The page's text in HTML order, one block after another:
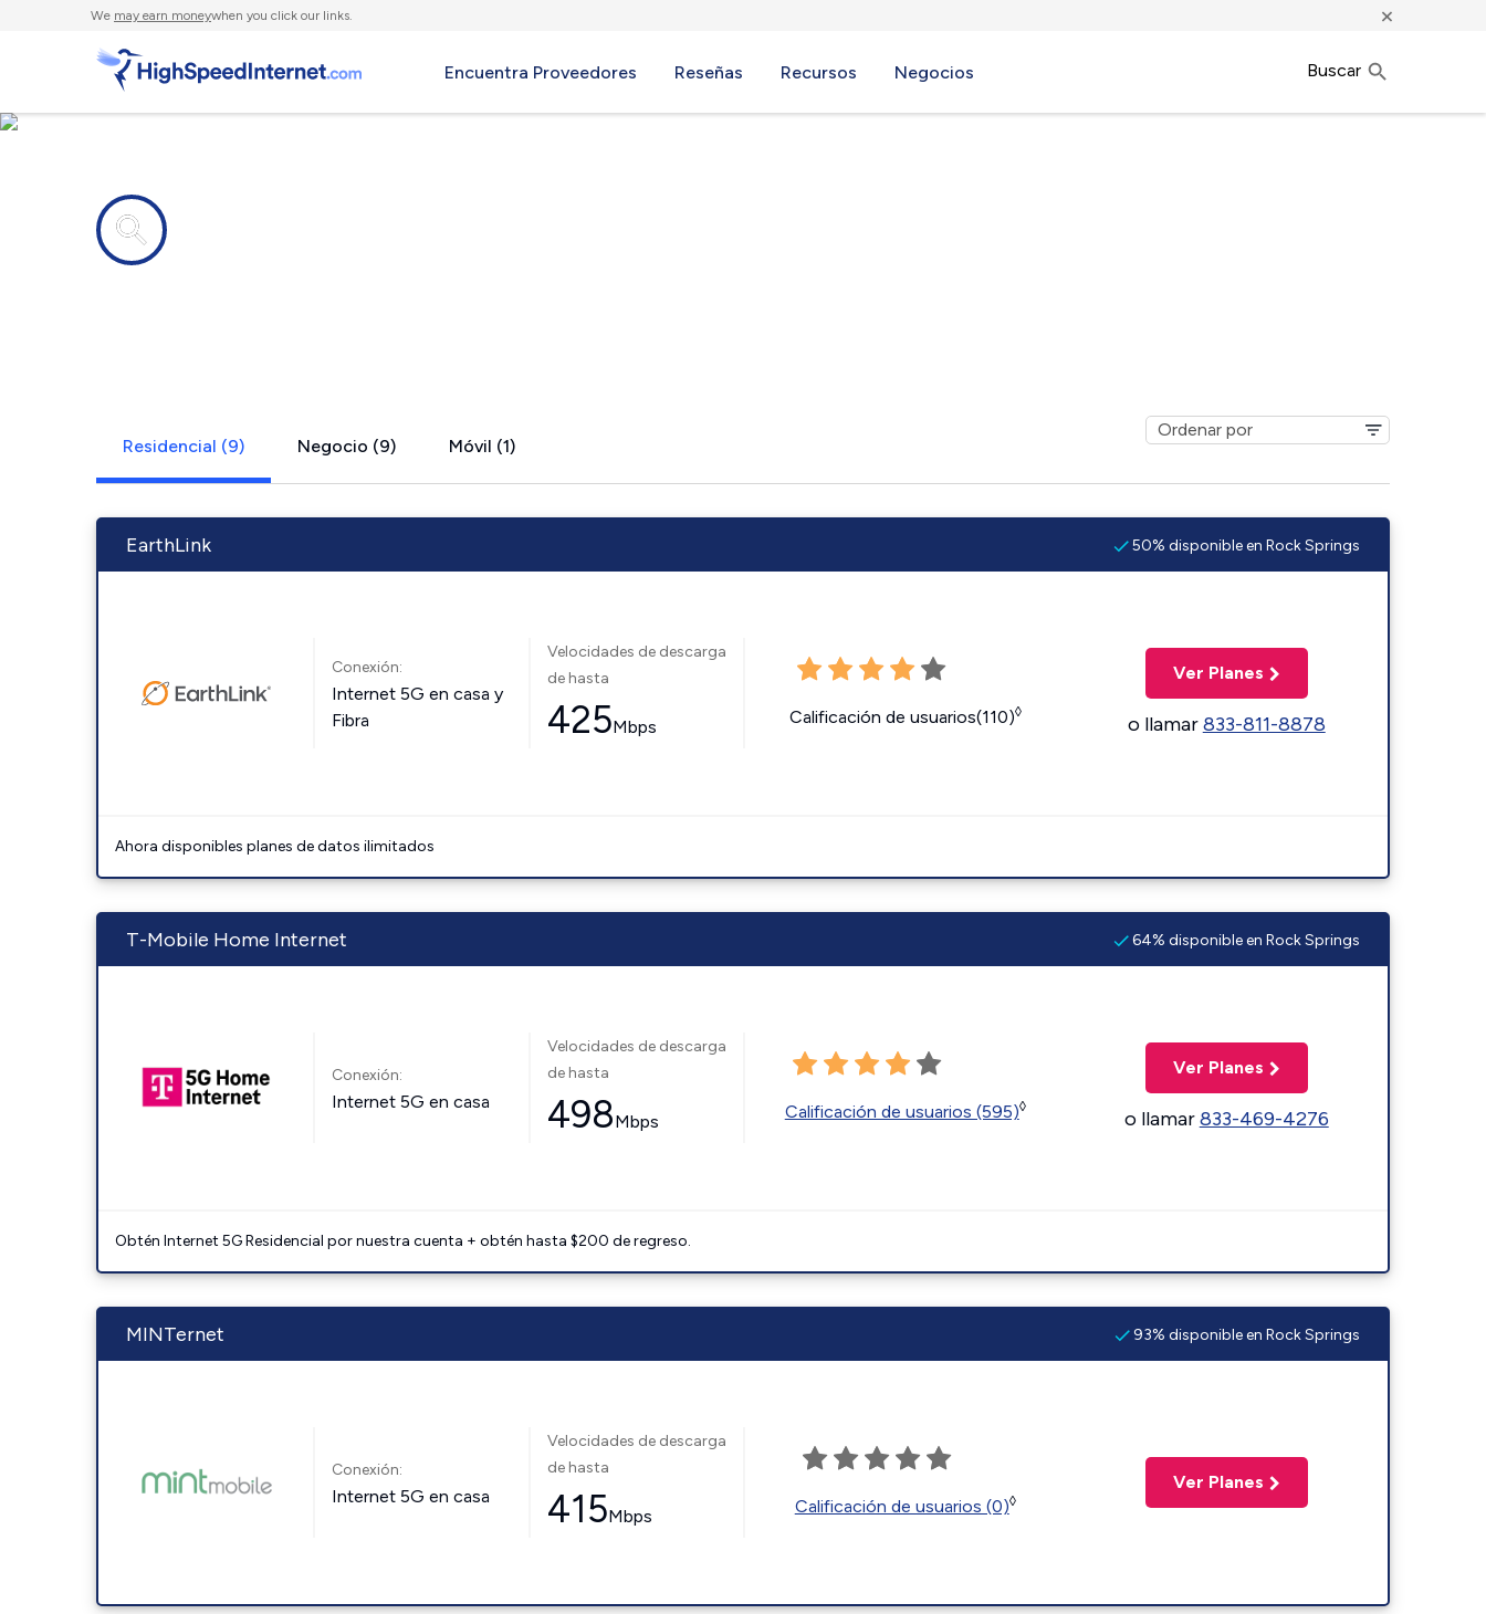
We may earn moneywhen you click our links. ×
Encuentra Proveedores Reseñas Recursos Negocios Buscar
Residencial (9) Negocio (9) Móvil (1)
EarthLink 50% disponible en Rock Springs
Conexión:
Internet 5G en casa y
Fibra
Velocidades de descarga
de hasta
425Mbps Calificación de usuarios(110)◊
Ver Planes
o llamar833-811-8878
Ahora disponibles planes de datos ilimitados
T-Mobile Home Internet 64% disponible en Rock Springs
Conexión:
Internet 5G en casa
Velocidades de descarga
de hasta
498Mbps Calificación de usuarios (595)◊
Ver Planes
o llamar833-469-4276
Obtén Internet 5G Residencial por nuestra cuenta + obtén hasta $200 de regreso.
MINTernet 93% disponible en Rock Springs
Conexión:
Internet 5G en casa
Velocidades de descarga
de hasta
415Mbps Calificación de usuarios (0)◊
Ver Planes